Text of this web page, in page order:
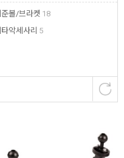
준볼/브라켓 18
악세사리 5